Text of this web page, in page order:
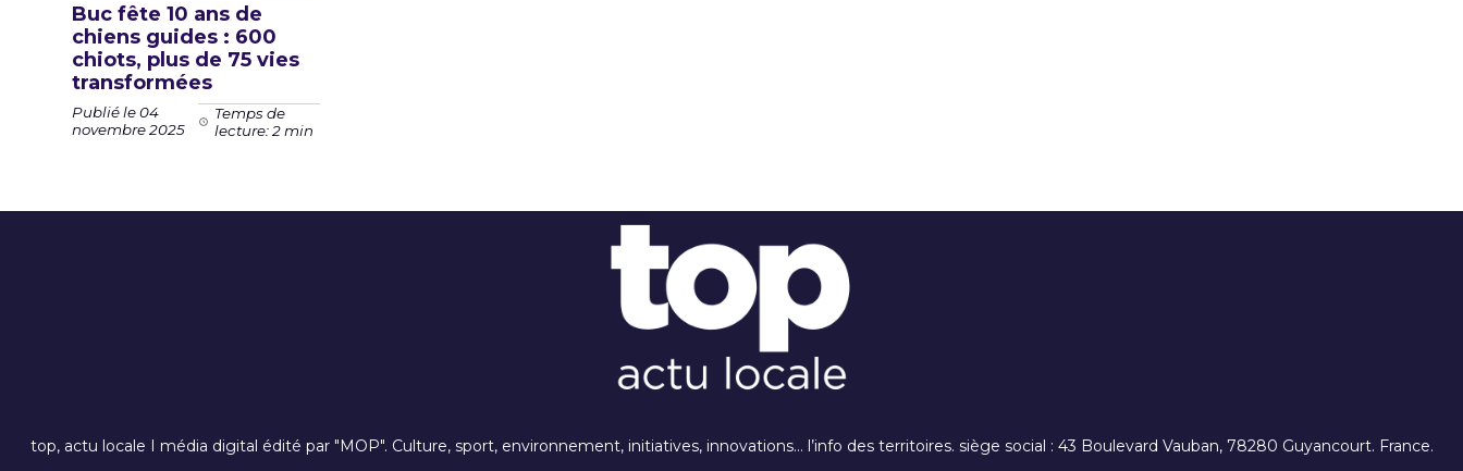
Buc fête 10 ans de
chiens guides : 600
chiots, plus de 75 vies
transformées
Publié le 04
novembre 2025
Temps de
lecture: 2 min
top, actu locale I média digital édité par "MOP". Culture, sport, environnement, initiatives, innovations… l’info des territoires. siège social : 43 Boulevard Vauban, 78280 Guyancourt. France.